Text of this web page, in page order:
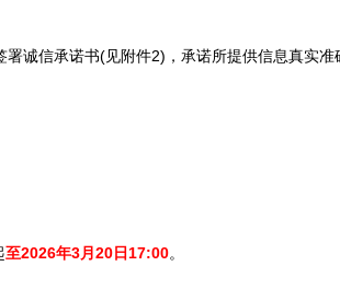
信承诺书(见附件2)，承诺所提供信息真实准
至2026年3月20日17:00。